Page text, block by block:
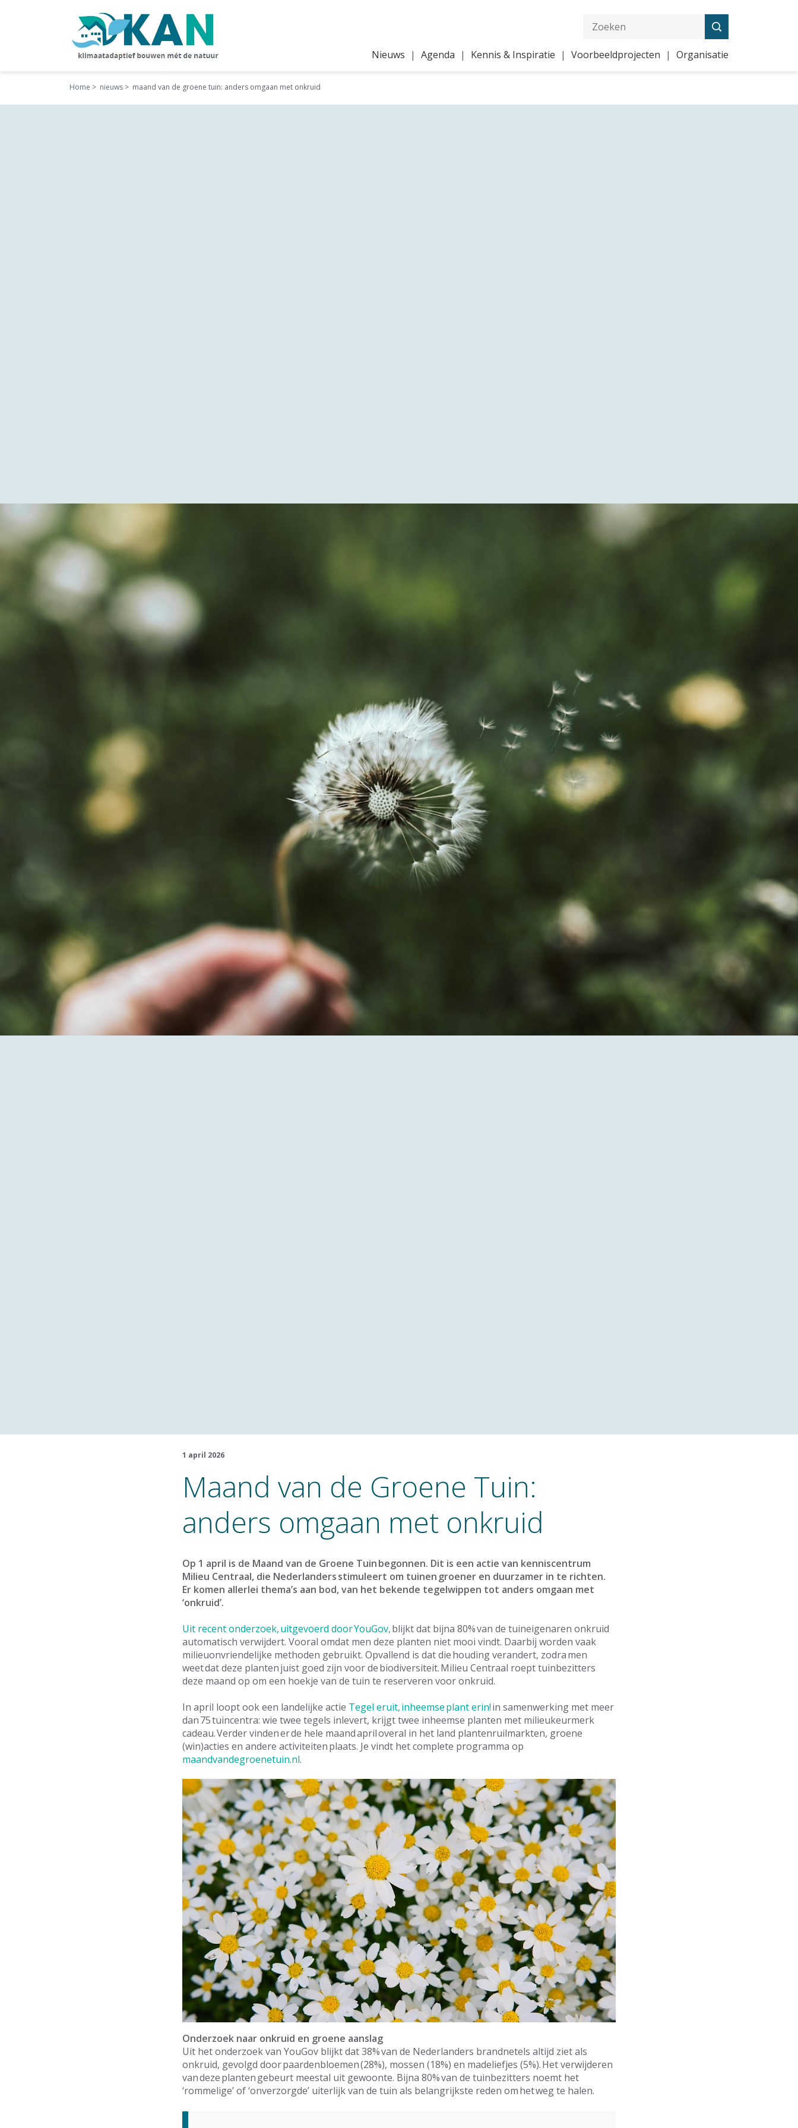
Nieuws Agenda Kennis & Inspiratie Voorbeeldprojecten Organisatie
Home nieuws maand van de groene tuin: anders omgaan met onkruid
1 april 2026
Maand van de Groene Tuin:
anders omgaan met onkruid
Op 1 april is de Maand van de Groene Tuin begonnen. Dit is een actie van kenniscentrum
Milieu Centraal, die Nederlanders stimuleert om tuinen groener en duurzamer in te richten.
Er komen allerlei thema’s aan bod, van het bekende tegelwippen tot anders omgaan met
‘onkruid’.
Uit recent onderzoek, uitgevoerd door YouGov,blijkt dat bijna 80% van de tuineigenaren onkruid
automatisch verwijdert. Vooral omdat men deze planten niet mooi vindt. Daarbij worden vaak
milieuonvriendelijke methoden gebruikt. Opvallend is dat die houding verandert, zodra men
weet dat deze planten juist goed zijn voor de biodiversiteit. Milieu Centraal roept tuinbezitters
deze maand op om een hoekje van de tuin te reserveren voor onkruid.
In april loopt ook een landelijke actie Tegel eruit, inheemse plant erin!in samenwerking met meer
dan 75 tuincentra: wie twee tegels inlevert, krijgt twee inheemse planten met milieukeurmerk
cadeau. Verder vinden er de hele maand april overal in het land plantenruilmarkten, groene
(win)acties en andere activiteiten plaats. Je vindt het complete programma op
maandvandegroenetuin.nl.
Onderzoek naar onkruid en groene aanslag
Uit het onderzoek van YouGov blijkt dat 38% van de Nederlanders brandnetels altijd ziet als
onkruid, gevolgd door paardenbloemen (28%), mossen (18%) en madeliefjes (5%). Het verwijderen
van deze planten gebeurt meestal uit gewoonte. Bijna 80% van de tuinbezitters noemt het
‘rommelige’ of ‘onverzorgde’ uiterlijk van de tuin als belangrijkste reden om het weg te halen.